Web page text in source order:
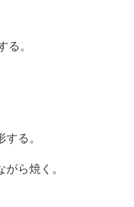
る。
る。
ら焼く。